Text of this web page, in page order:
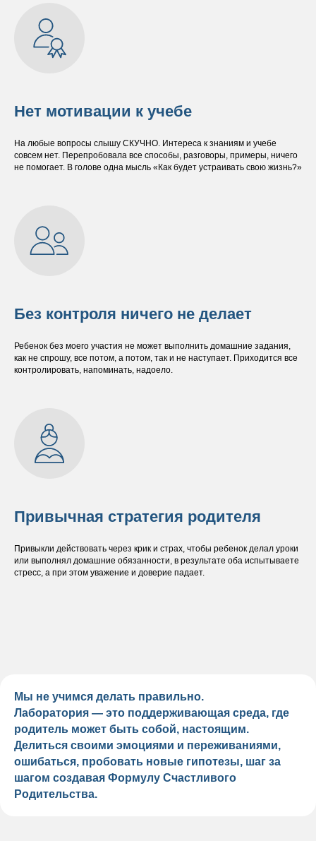
Нет мотивации к учебе
На любые вопросы слышу СКУЧНО. Интереса к знаниям и учебе
совсем нет. Перепробовала все способы, разговоры, примеры, ничего
не помогает. В голове одна мысль «Как будет устраивать свою жизнь?»
Без контроля ничего не делает
Ребенок без моего участия не может выполнить домашние задания,
как не спрошу, все потом, а потом, так и не наступает. Приходится все
контролировать, напоминать, надоело.
Привычная стратегия родителя
Привыкли действовать через крик и страх, чтобы ребенок делал уроки
или выполнял домашние обязанности, в результате оба испытываете
стресс, а при этом уважение и доверие падает.
Мы не учимся делать правильно.
Лаборатория — это поддерживающая среда, где
родитель может быть собой, настоящим.
Делиться своими эмоциями и переживаниями,
ошибаться, пробовать новые гипотезы, шаг за
шагом создавая Формулу Счастливого
Родительства.